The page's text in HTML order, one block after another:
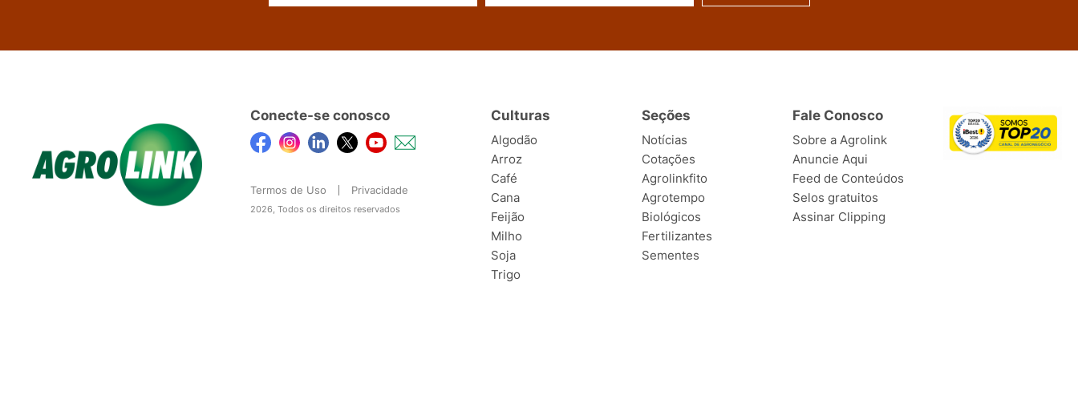
Conecte-se conosco
Termos de Uso Privacidade
2026, Todos os direitos reservados
Culturas
Algodão
Arroz
Café
Cana
Feijão
Milho
Soja
Trigo
Seções
Notícias
Cotações
Agrolinkfito
Agrotempo
Biológicos
Fertilizantes
Sementes
Fale Conosco
Sobre a Agrolink
Anuncie Aqui
Feed de Conteúdos
Selos gratuitos
Assinar Clipping